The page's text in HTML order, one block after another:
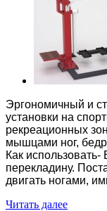
Эргономичный и
установки на
рекреационных
мышцами ног,
Как
перекладину.
двигать ногами,
Читать далее